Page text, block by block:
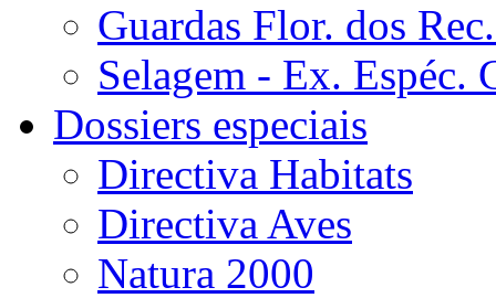
Guardas Flor. dos
Selagem - Ex. Espéc.
Dossiers especiais
Directiva Habitats
Directiva Aves
Natura 2000